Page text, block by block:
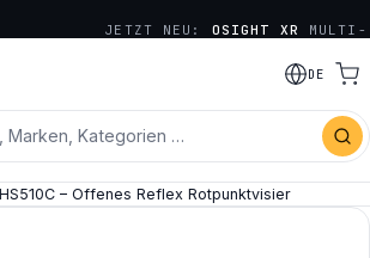
JETZT NEU: OSIGHT XR MULTI-
RETICLE SERIE DE
Marken, Kategorien …
– Offenes Reflex Rotpunktvisier